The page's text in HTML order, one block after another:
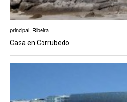
principal Ribeira
Casa en Corrubedo